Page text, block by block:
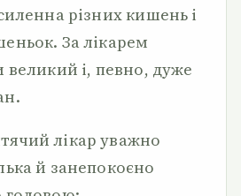
різних кишень і
За лікарем
великий і, певно, дуже
лікар уважно
й за­непокоєно